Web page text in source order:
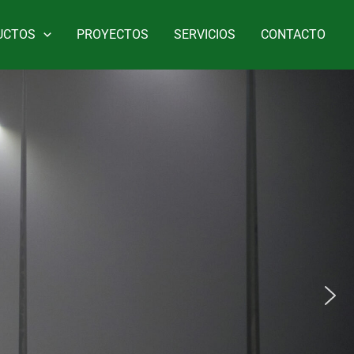
PROYECTOS SERVICIOS CONTACTO